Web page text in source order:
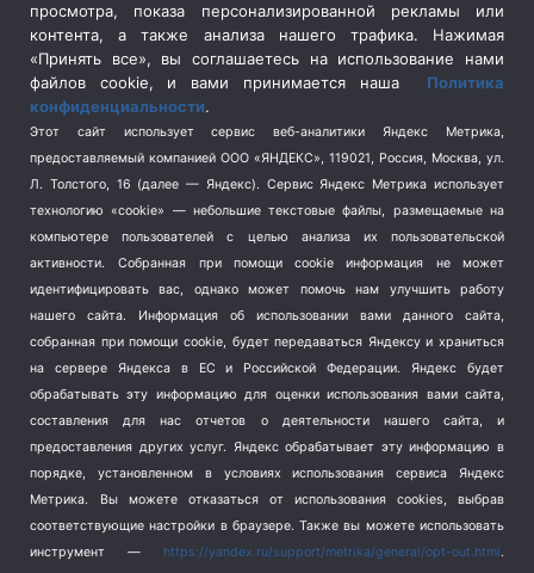
Социальная политика
(3)
Спецоперация в Украине
Спецоперация на Украине
(404)
Спорт (740)
Терроризм (1)
Транспорт (262)
Туризм (178)
Флот (76)
Школа и спорт (2)
Экология (8)
Экономика (1172)
просмотра, показа персонализированной рекламы или
контента, а также анализа нашего трафика. Нажимая
«Принять все», вы соглашаетесь на использование нами
файлов cookie, и вами принимается наша Политика
конфиденциальности.
Этот сайт использует сервис веб-аналитики Яндекс Метрика,
предоставляемый компанией ООО «ЯНДЕКС», 119021, Россия, Москва, ул.
Л. Толстого, 16 (далее — Яндекс). Сервис Яндекс Метрика использует
технологию «cookie» — небольшие текстовые файлы, размещаемые на
компьютере пользователей с целью анализа их пользовательской
активности.
Собранная при помощи cookie информация не может
идентифицировать вас, однако может помочь нам улучшить работу
нашего сайта. Информация об использовании вами данного сайта,
собранная при помощи cookie, будет передаваться Яндексу и храниться
на сервере Яндекса в ЕС и Российской Федерации. Яндекс будет
обрабатывать эту информацию для оценки использования вами сайта,
составления для нас отчетов о деятельности нашего сайта, и
предоставления других услуг. Яндекс обрабатывает эту информацию в
порядке, установленном в условиях использования сервиса Яндекс
Метрика.
Вы можете отказаться от использования cookies, выбрав
соответствующие настройки в браузере. Также вы можете использовать
инструмент — https://yandex.ru/support/metrika/general/opt-out.html.